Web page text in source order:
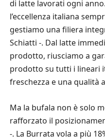
di latte lavorati ogni
l’eccellenza italiana
gestiamo una filiera
Schiatti -. Dal latte
prodotto, riusciamo a
prodotto su tutti i lineari
freschezza e una qualità
Ma la bufala non è solo
rafforzato il
-. La Burrata vola a più